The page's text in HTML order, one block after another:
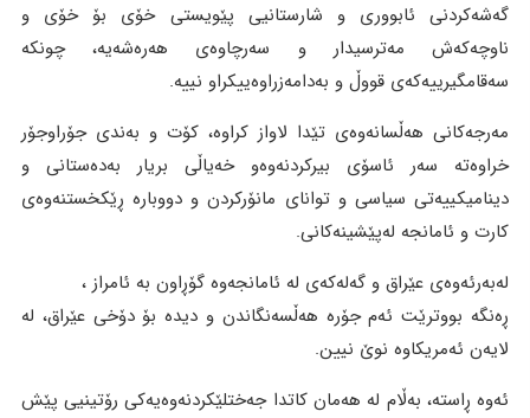
گەشەکردنی ئابووری و شارستانیی پێویستی خۆی بۆ خۆی و
ناوچەکەش مەترسیدار و سەرچاوەی هەرەشەیە، چونکە
سەقامگیرییەکەی قووڵ و بەدامەزراوەییکراو نییە.
مەرجەکانی هەڵسانەوەی تێدا لاواز کراوە، کۆت و بەندی جۆراوجۆر
خراوەتە سەر ئاسۆی بیرکردنەوەو خەیاڵی بریار بەدەستانی و
دینامیکییەتی سیاسی و توانای مانۆرکردن و دووبارە ڕێکخستنەوەی
کارت و ئامانجە لەپێشینەکانی.
لەبەرئەوەی عێراق و گەلەکەی لە ئامانجەوە گۆڕاون بە ئامراز ،
ڕەنگە بووترێت ئەم جۆرە هەڵسەنگاندن و دیدە بۆ دۆخی عێراق، لە
لایەن ئەمریکاوە نوێ نیین.
ئەوە ڕاستە، بەڵام لە هەمان کاتدا جەختلێکردنەوەیەکی رۆتینیی پێش